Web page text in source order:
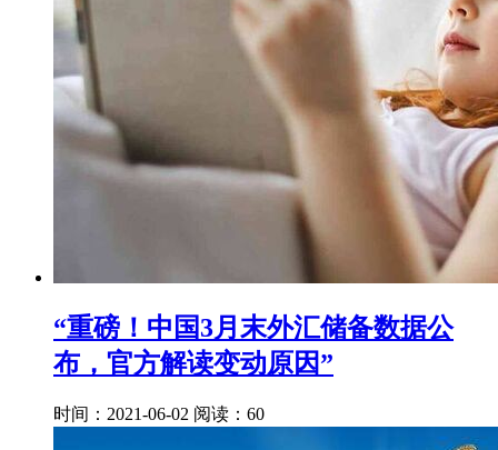
“重磅！中国3月末外汇储备数据公
布，官方解读变动原因”
时间：2021-06-02 阅读：60